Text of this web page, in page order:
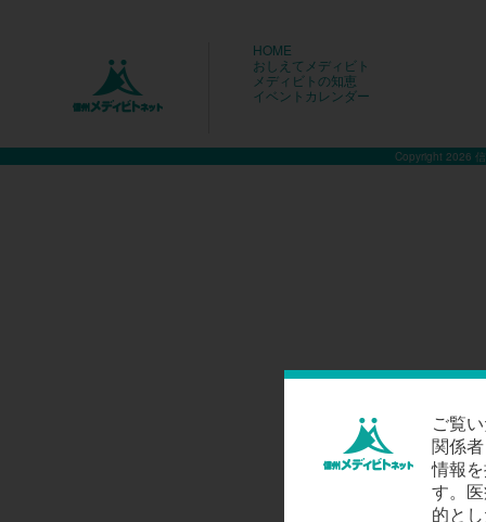
HOME
おしえてメディビト
メディビトの知恵
イベントカレンダー
Copyright 2026
ご覧
関係
情報
す。
的と